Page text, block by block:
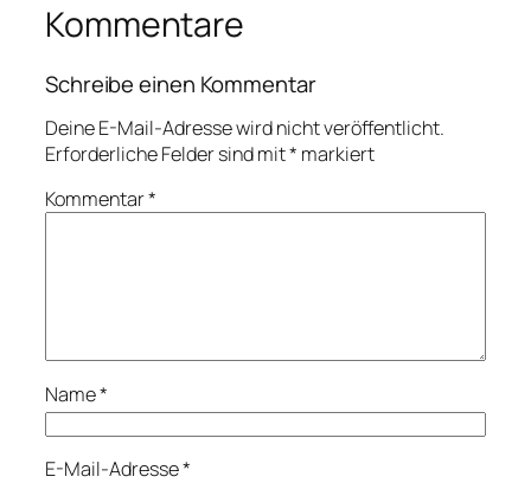
Kommentare
Schreibe einen Kommentar
Deine E-Mail-Adresse wird nicht veröffentlicht.
Erforderliche Felder sind mit* markiert
Kommentar*
Name*
E-Mail-Adresse*